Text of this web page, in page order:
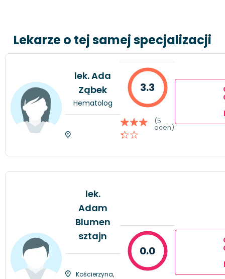
Lekarze o tej samej specjalizacji
lek. Ada
Ząbek
Hematolog
3.3
(5
ocen)
lek.
Adam
Blumen
sztajn
Kościerzyna,
0.0